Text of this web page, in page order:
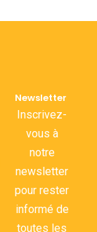
Newsletter
Inscrivez-
vous à
notre
newsletter
pour rester
informé de
toutes les